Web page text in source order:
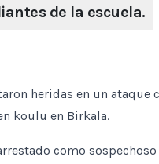
de la escuela.
heridas en un ataque
koulu en Birkala.
como